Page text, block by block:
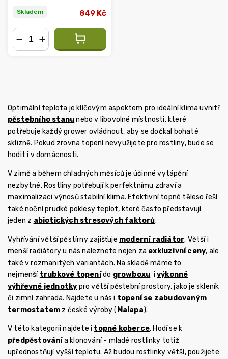
Skladem 849 Kč
Optimální teplota je klíčovým aspektem pro ideální klima uvnitř
pěstebního stanunebo v libovolné místnosti, které
potřebuje každý grower ovládnout, aby se dočkal bohaté
sklizně. Pokud zrovna topení nevyužijete pro rostliny, bude se
hodit i v domácnosti.
V zimě a během chladných měsíců je účinné vytápění
nezbytné. Rostliny potřebují k perfektnímu zdraví a
maximalizaci výnosů stabilní klima. Efektivní topné těleso řeší
také noční prudké poklesy teplot, které často představují
jeden z abiotických stresových faktorů.
Vyhřívání větší pěstírny zajišťuje moderní radiátor. Větší i
menší radiátory u nás naleznete nejen za exkluzivní ceny, ale
také v rozmanitých variantách. Na skladě máme to
nejmenší trubkové topenído growboxu ivýkonné
výhřevné jednotky pro větší pěstební prostory, jako je skleník
či zimní zahrada. Najdete u nás i topení se zabudovaným
termostatem z české výroby ( Malapa).
V této kategorii najdete i topné koberce. Hodí se k
předpěstovánía klonování - mladé rostlinky totiž
upřednostňují vyšší teplotu. Až budou rostlinky větší, použijete